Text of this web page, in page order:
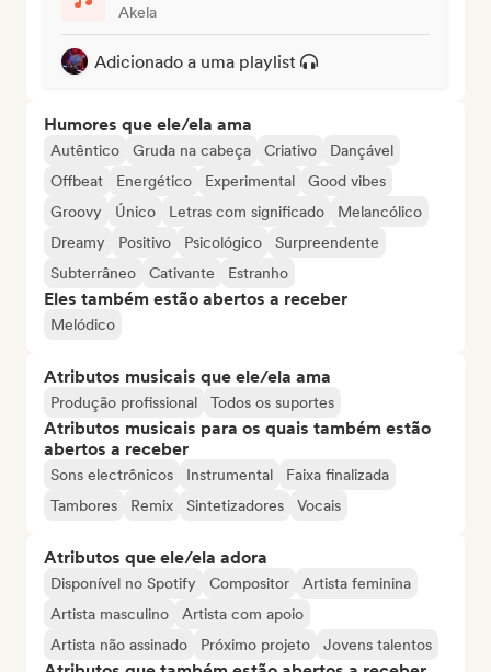
Akela
Adicionado a uma playlist
Humores que ele/ela ama
Autêntico Gruda na cabeça Criativo
Dançável
Offbeat
Energético Experimental
Good vibes
Groovy
Único Letras com significado
Melancólico
Dreamy
Positivo Psicológico
Surpreendente
Subterrâneo
Cativante Estranho
Eles também estão abertos a receber
Melódico
Atributos musicais que ele/ela ama
Produção profissional Todos os suportes
Atributos musicais para os quais também estão
abertos a receber
Sons electrônicos Instrumental
Faixa finalizada
Tambores
Remix Sintetizadores Vocais
Atributos que ele/ela adora
Disponível no Spotify Compositor
Artista feminina
Artista masculino
Artista com apoio
Artista não assinado
Próximo projeto Jovens talentos